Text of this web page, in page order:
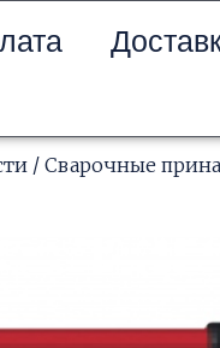
/ Сварочные